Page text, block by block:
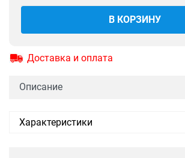
В КОРЗИНУ
Доставка и оплата
Описание
Характеристики